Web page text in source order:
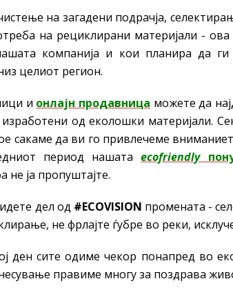
на загадени подрачја,
на рециклирани материјали -
компанија и кои планира да
целиот регион.
и онлајн продавница можете да
од еколошки материјали.
сакаме да ви го привлечеме
период нашатаecofriendly
не ја пропуштајте.
дел од #ECOVISION промената -
не фрлајте ѓубре во реки,
ден сите одиме чекор понапред во
правиме многу за поздрава